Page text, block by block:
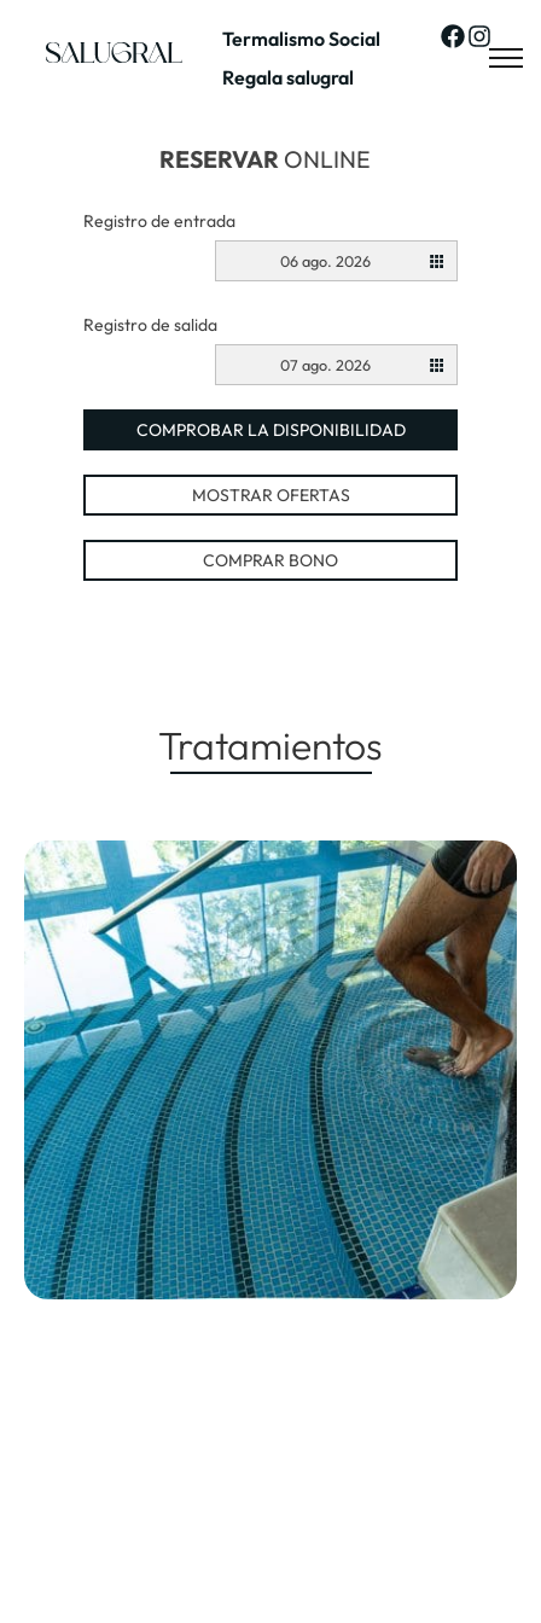
Termalismo Social
Regala salugral
RESERVARONLINE
Registro de entrada
06 ago. 2026
Registro de salida
07 ago. 2026
COMPROBAR LA DISPONIBILIDAD
MOSTRAR OFERTAS
COMPRAR BONO
Tratamientos